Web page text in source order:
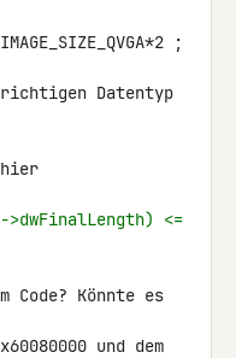
;
Datentyp
<=
Code? Könnte es
und dem